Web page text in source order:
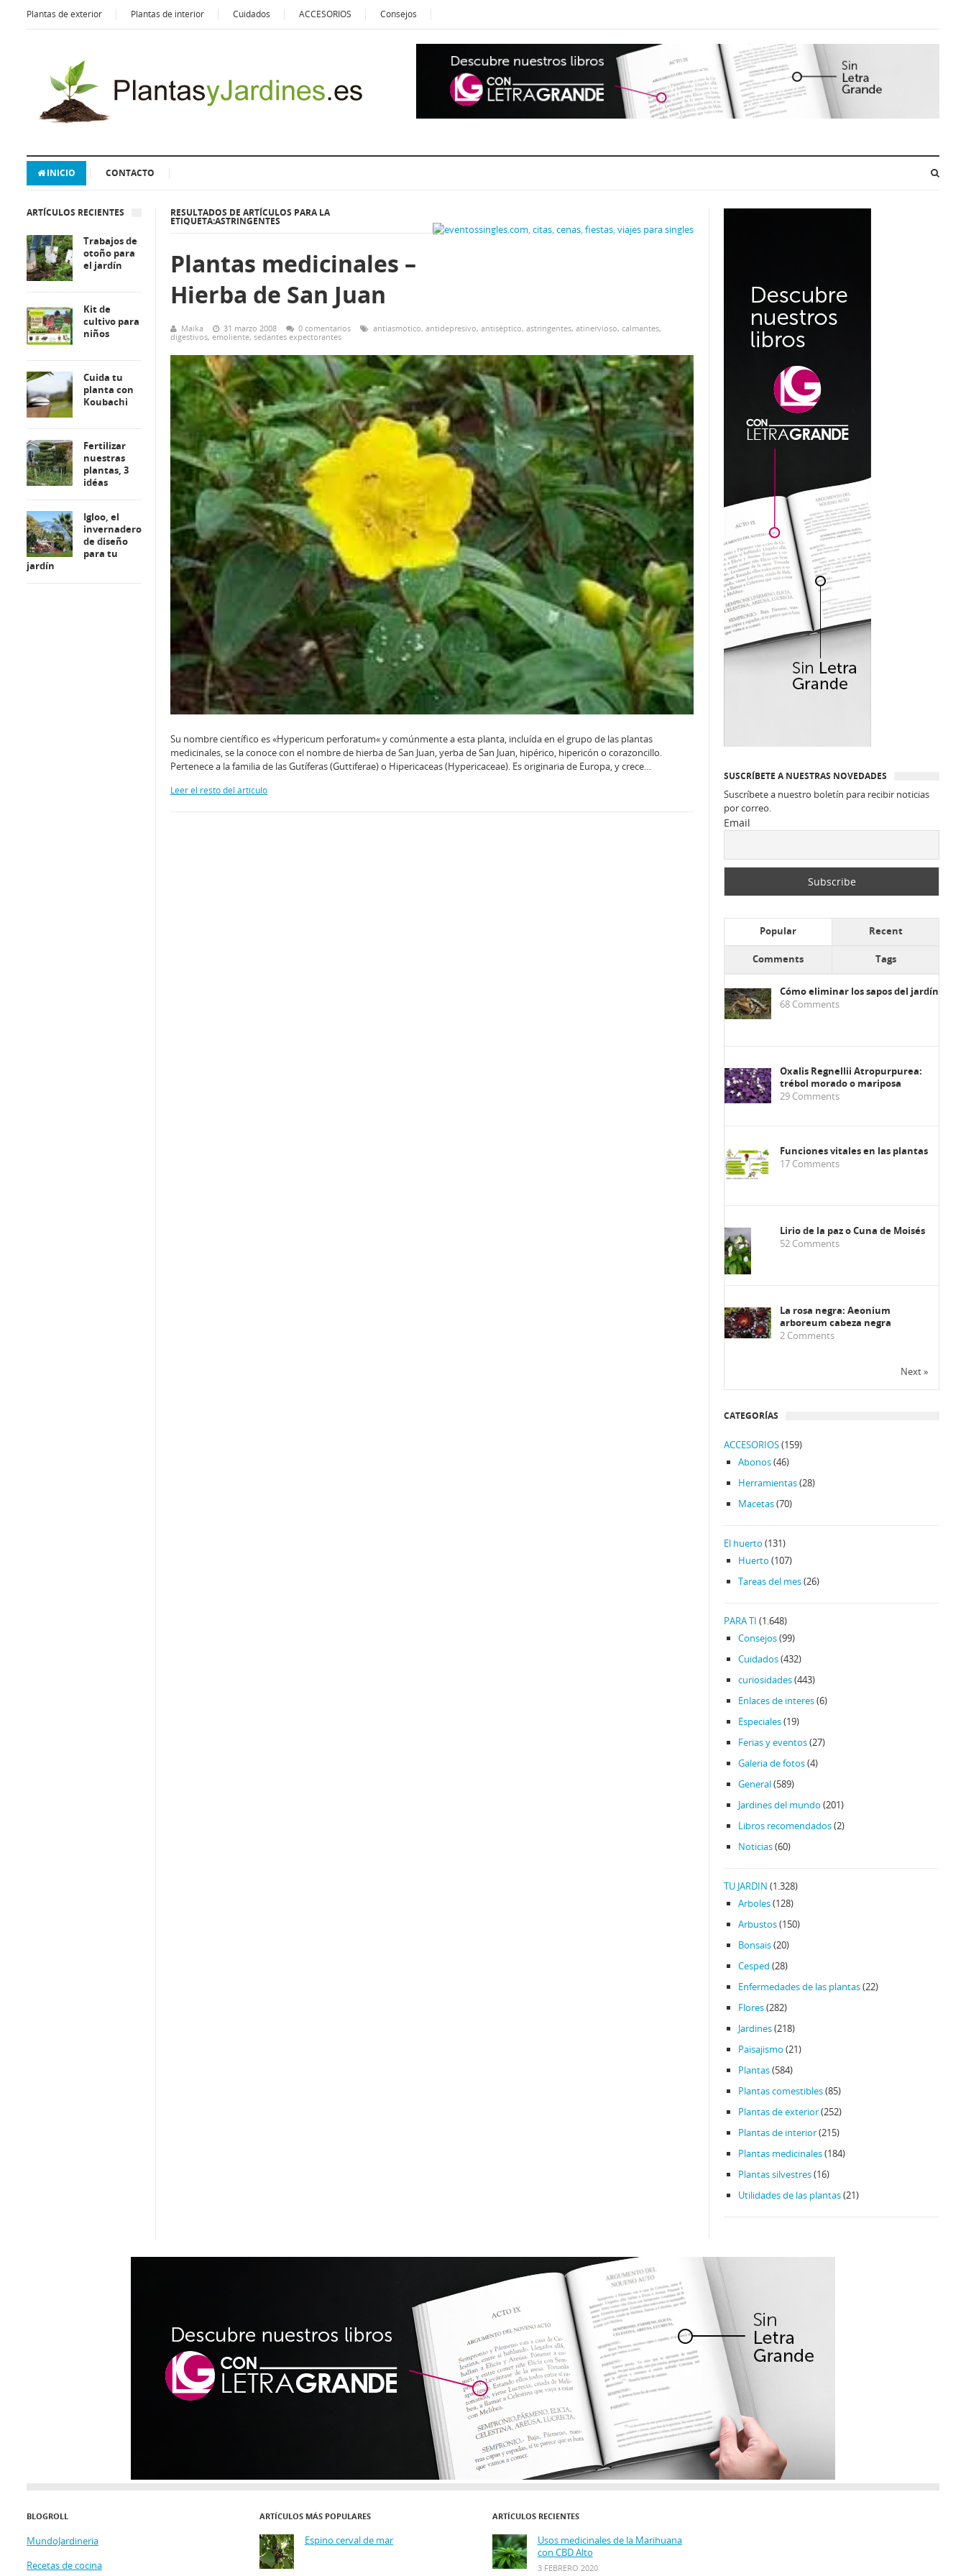
Plantas de exterior Plantas de interior Cuidados ACCESORIOS Consejos
INICIO CONTACTO
RESULTADOS DE ARTÍCULOS PARA LA
ETIQUETA:ASTRINGENTES
Plantas medicinales –
Hierba de San Juan
Maika 31 marzo 2008 0 comentarios antiasmótico, antidepresivo, antiséptico, astringentes, atinervioso, calmantes,
digestivos, emoliente, sedantes expectorantes
Su nombre cientí­fico es «Hypericum perforatum« y comúnmente a esta planta, incluí­da en el grupo de las plantas
medicinales, se la conoce con el nombre de hierba de San Juan, yerba de San Juan, hipérico, hipericón o corazoncillo.
Pertenece a la familia de las Gutíferas (Guttiferae) o Hipericaceas (Hypericaceae). Es originaria de Europa, y crece…
Leer el resto del artículo
ARTÍCULOS RECIENTES
Trabajos de
otoño para
el jardín
Kit de
cultivo para
niños
Cuida tu
planta con
Koubachi
Fertilizar
nuestras
plantas, 3
idéas
Igloo, el
invernadero
de diseño
para tu
jardín
SUSCRÍBETE A NUESTRAS NOVEDADES
Suscríbete a nuestro boletín para recibir noticias
por correo.
Email
Popular Recent
Comments Tags
Cómo eliminar los sapos del jardín
68 Comments
Oxalis Regnellii Atropurpurea:
trébol morado o mariposa
29 Comments
Funciones vitales en las plantas
17 Comments
Lirio de la paz o Cuna de Moisés
52 Comments
La rosa negra: Aeonium
arboreum cabeza negra
2 Comments
Next »
CATEGORÍAS
ACCESORIOS(159)
Abonos(46)
Herramientas(28)
Macetas(70)
El huerto (131)
Huerto (107)
Tareas del mes(26)
PARA TI (1.648)
Consejos(99)
Cuidados(432)
curiosidades(443)
Enlaces de interes(6)
Especiales(19)
Ferias y eventos(27)
Galeria de fotos(4)
General(589)
Jardines del mundo (201)
Libros recomendados(2)
Noticias(60)
TU JARDIN (1.328)
Arboles(128)
Arbustos(150)
Bonsais(20)
Cesped (28)
Enfermedades de las plantas(22)
Flores(282)
Jardines(218)
Paisajismo (21)
Plantas(584)
Plantas comestibles(85)
Plantas de exterior(252)
Plantas de interior(215)
Plantas medicinales(184)
Plantas silvestres(16)
Utilidades de las plantas(21)
BLOGROLL
MundoJardineria
Recetas de cocina
ARTÍCULOS MÁS POPULARES
Espino cerval de mar
ARTÍCULOS RECIENTES
Usos medicinales de la Marihuana
con CBD Alto
3 FEBRERO 2020